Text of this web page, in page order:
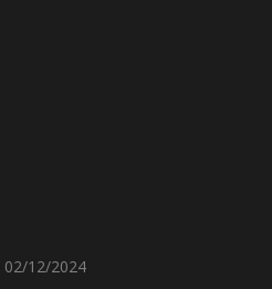
02/12/2024